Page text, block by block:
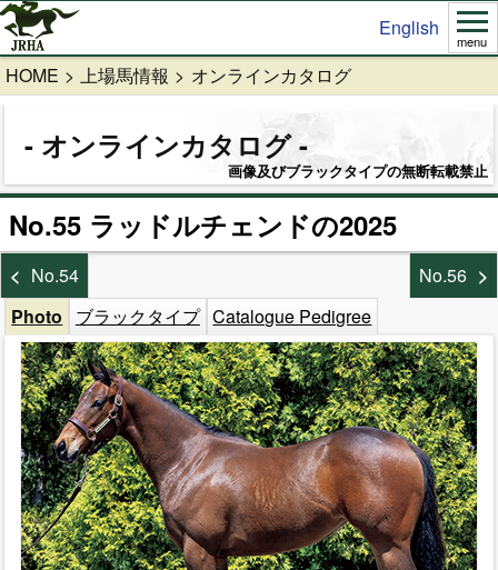
English
menu
HOME 上場馬情報 オンラインカタログ
オンラインカタログ
画像及びブラックタイプの無断転載禁止
No.55 ラッドルチェンドの2025
No.54
No.56
Photo
ブラックタイプ Catalogue Pedigree